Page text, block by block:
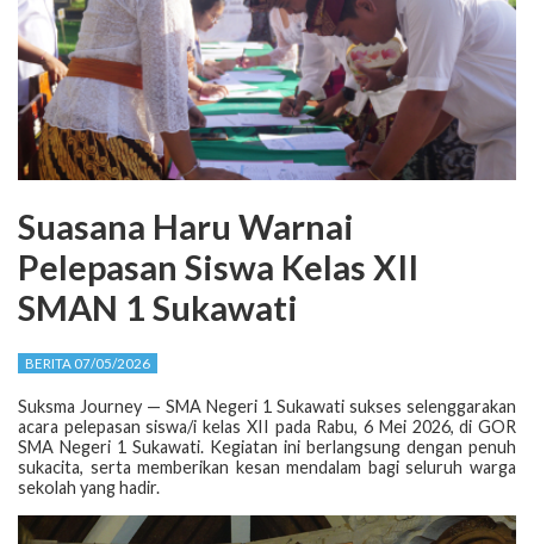
Suasana Haru Warnai
Pelepasan Siswa Kelas XII
SMAN 1 Sukawati
BERITA 07/05/2026
Suksma Journey — SMA Negeri 1 Sukawati sukses selenggarakan
acara pelepasan siswa/i kelas XII pada Rabu, 6 Mei 2026, di GOR
SMA Negeri 1 Sukawati. Kegiatan ini berlangsung dengan penuh
sukacita, serta memberikan kesan mendalam bagi seluruh warga
sekolah yang hadir.